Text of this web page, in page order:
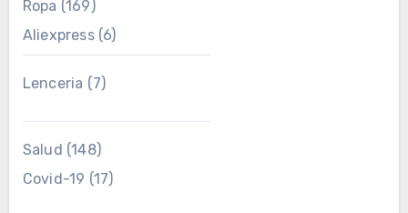
Ropa (169)
Aliexpress(6)
Lenceria (7)
Salud (148)
Covid-19 (17)